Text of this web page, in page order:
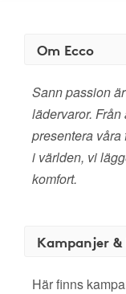
Om Ecco
Sann passion
lädervaror.
presentera våra
i världen, vi
komfort.
Kampanjer
Här finns